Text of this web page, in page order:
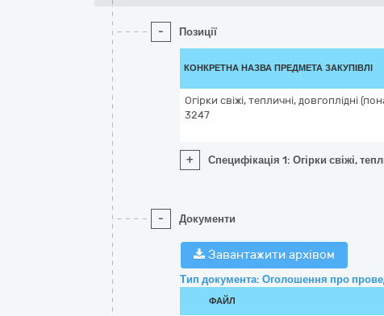
- Позиції
КОНКРЕТНА НАЗВА ПРЕДМЕТА ЗАКУПІВЛІ
Огірки свіжі, тепличні, довгоплідні
3247
+ Специфікація 1: Огірки свіжі,
- Документи
Завантажити архівом
Тип документа: Оголошення про
ФАЙЛ